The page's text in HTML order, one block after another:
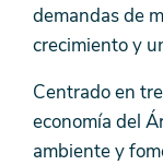
demandas de
crecimiento y
Centrado en
economía del
ambiente y